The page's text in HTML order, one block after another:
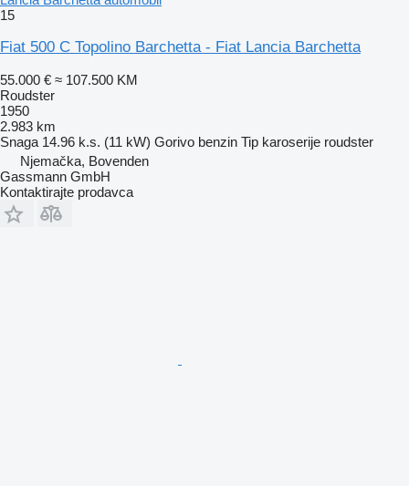
15
Fiat 500 C Topolino Barchetta - Fiat Lancia Barchetta
55.000 € ≈ 107.500 KM
Roudster
1950
2.983 km
Snaga 14.96 k.s. (11 kW) Gorivo benzin Tip karoserije roudster
Njemačka, Bovenden
Gassmann GmbH
Kontaktirajte prodavca